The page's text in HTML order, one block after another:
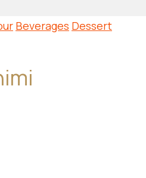
Beverages Dessert